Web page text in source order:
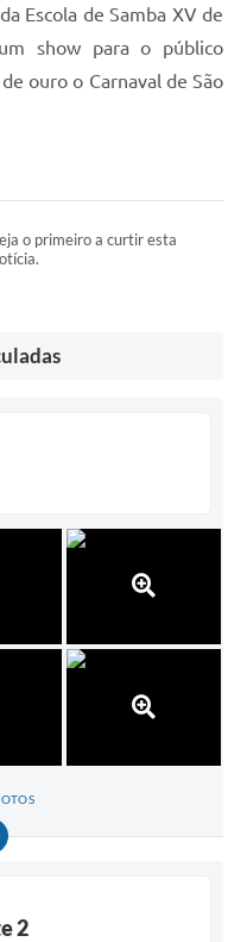
Escola de Samba XV de
show para o público
ouro o Carnaval de São
o primeiro a curtir esta
2